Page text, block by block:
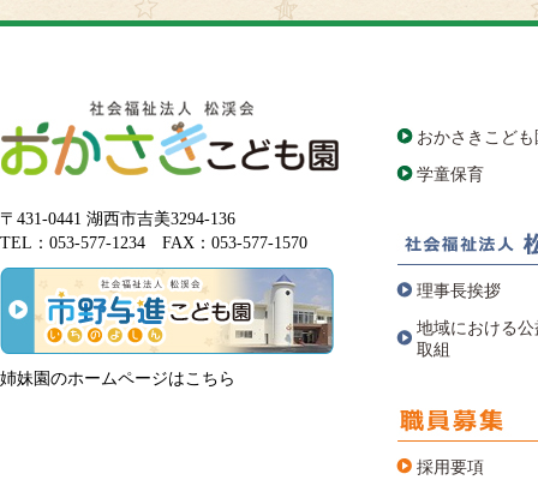
〒431-0441 湖西市吉美3294-136
TEL：053-577-1234 FAX：053-577-1570
姉妹園のホームページはこちら
おかさきこど
学童保育
理事長挨拶
地域における
取組
採用要項